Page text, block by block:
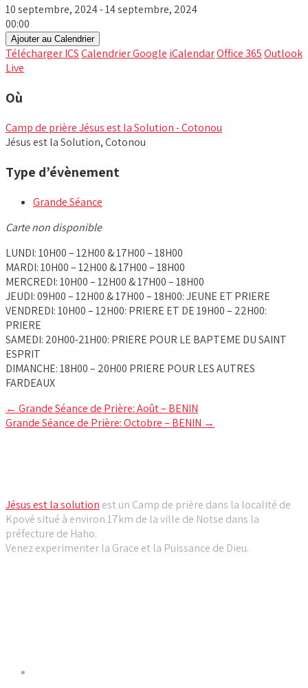
10 septembre, 2024 - 14 septembre, 2024
00:00
Ajouter au Calendrier
Télécharger ICSCalendrier Google iCalendarOffice 365Outlook
Live
Où
Camp de prière Jésus est la Solution - Cotonou
Jésus est la Solution, Cotonou
Type d’évènement
Grande Séance
Carte non disponible
LUNDI: 10H00 – 12H00 & 17H00 – 18H00
MARDI: 10H00 – 12H00 & 17H00 – 18H00
MERCREDI: 10H00 – 12H00 & 17H00 – 18H00
JEUDI: 09H00 – 12H00 & 17H00 – 18H00: JEUNE ET PRIERE
VENDREDI: 10H00 – 12H00: PRIERE ET DE 19H00 – 22H00:
PRIERE
SAMEDI: 20H00-21H00: PRIERE POUR LE BAPTEME DU SAINT
ESPRIT
DIMANCHE: 18H00 – 20H00 PRIERE POUR LES AUTRES
FARDEAUX
Post
navigation
← Grande Séance de Prière: Août – BENIN
Grande Séance de Prière: Octobre – BENIN →
Jésus est la solution est un Camp de prière dans la localité de
Kpové situé à environ 17km de la ville de Notse dans la
préfecture de Haho.
Venez experimenter la Grace et la Puissance de Dieu.